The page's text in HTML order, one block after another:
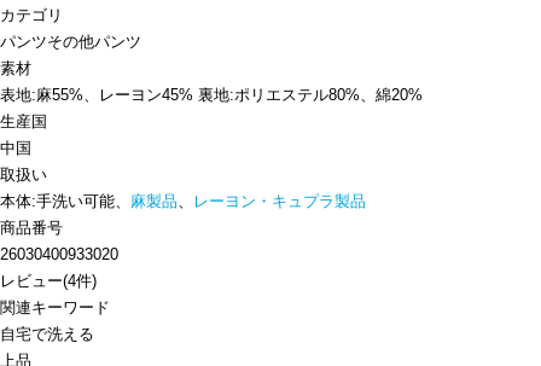
カテゴリ
パンツその他パンツ
素材
表地:麻55%、レーヨン45% 裏地:ポリエステル80%、綿20%
生産国
中国
取扱い
本体:手洗い可能、 麻製品、
レーヨン・キュプラ製品
商品番号
26030400933020
レビュー(4件)
関連キーワード
自宅で洗える
上品